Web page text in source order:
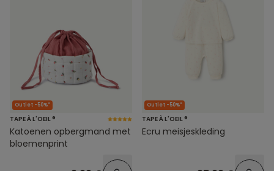
Outlet -50%*
TAPE À L'OEIL ®
Katoenen opbergmand met
bloemenprint
Outlet -50%*
TAPE À L'OEIL ®
Ecru meisjeskleding